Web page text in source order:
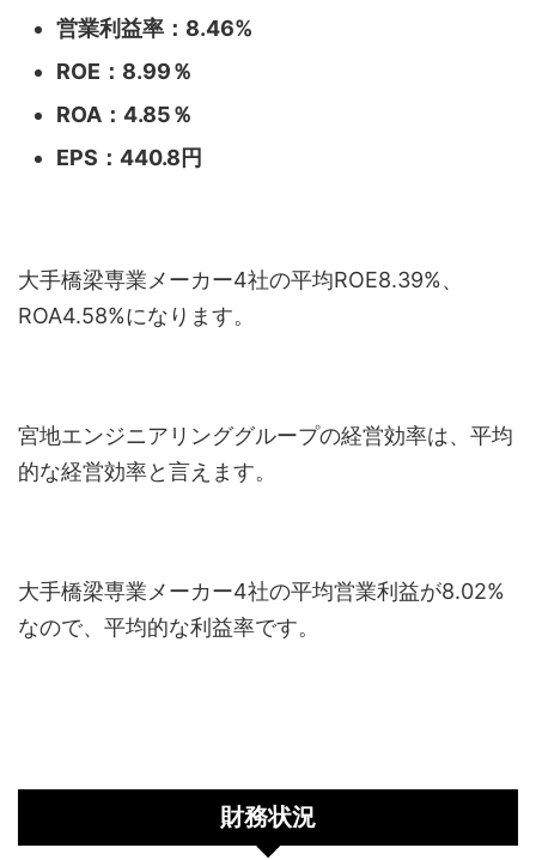
営業利益率：8.46%
ROE：8.99％
ROA：4.85％
EPS：440.8円
大手橋梁専業メーカー4社の平均ROE8.39%、
ROA4.58%になります。
宮地エンジニアリンググループの経営効率は、平均
的な経営効率と言えます。
大手橋梁専業メーカー4社の平均営業利益が8.02%
なので、平均的な利益率です。
財務状況